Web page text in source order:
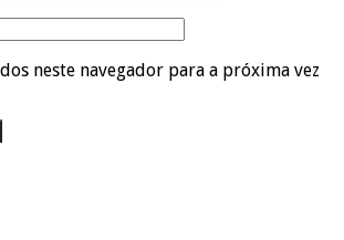
neste navegador para a próxima vez